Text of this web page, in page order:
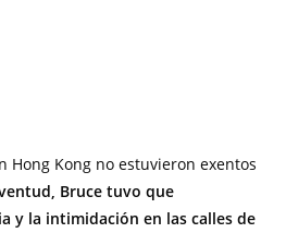
Hong Kong no estuvieron exentos
Bruce tuvo que
y la intimidación en las calles de